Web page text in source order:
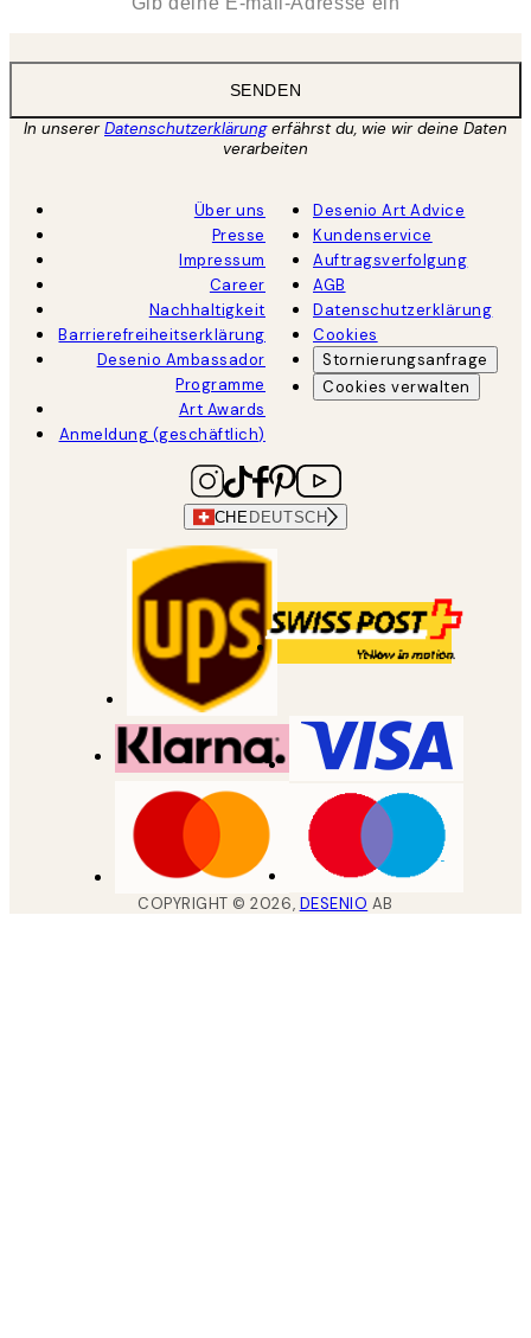
SENDEN
In unsererDatenschutzerklärungerfährst du, wie wir deine Daten
verarbeiten
Über uns
Presse
Impressum
Career
Nachhaltigkeit
Barrierefreiheitserklärung
Desenio Ambassador
Programme
Art Awards
Anmeldung (geschäftlich)
Desenio Art Advice
Kundenservice
Auftragsverfolgung
AGB
Datenschutzerklärung
Cookies
Stornierungsanfrage
Cookies verwalten
CHE DEUTSCH
COPYRIGHT ©2026, DESENIO AB